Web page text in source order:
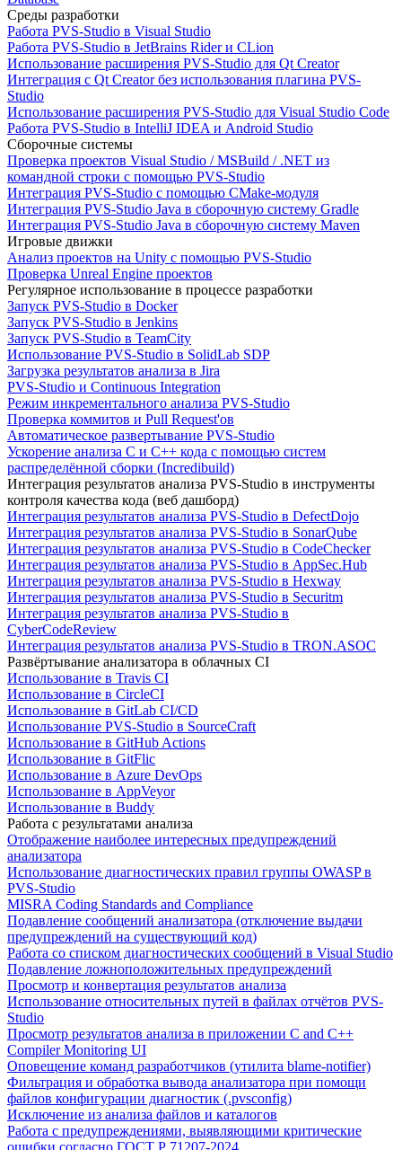
Среды разработки
Работа PVS-Studio в Visual Studio
Работа PVS-Studio в JetBrains Rider и CLion
Использование расширения PVS-Studio для Qt Creator
Интеграция с Qt Creator без использования плагина PVS-
Studio
Использование расширения PVS-Studio для Visual Studio Code
Работа PVS-Studio в IntelliJ IDEA и Android Studio
Сборочные системы
Проверка проектов Visual Studio / MSBuild / .NET из
командной строки с помощью PVS-Studio
Интеграция PVS-Studio с помощью CMake-модуля
Интеграция PVS-Studio Java в сборочную систему Gradle
Интеграция PVS-Studio Java в сборочную систему Maven
Игровые движки
Анализ проектов на Unity с помощью PVS-Studio
Проверка Unreal Engine проектов
Регулярное использование в процессе разработки
Запуск PVS-Studio в Docker
Запуск PVS-Studio в Jenkins
Запуск PVS-Studio в TeamCity
Использование PVS-Studio в SolidLab SDP
Загрузка результатов анализа в Jira
PVS-Studio и Continuous Integration
Режим инкрементального анализа PVS-Studio
Проверка коммитов и Pull Request'ов
Автоматическое развертывание PVS-Studio
Ускорение анализа C и C++ кода с помощью систем
распределённой сборки (Incredibuild)
Интеграция результатов анализа PVS-Studio в инструменты
контроля качества кода (веб дашборд)
Интеграция результатов анализа PVS-Studio в DefectDojo
Интеграция результатов анализа PVS-Studio в SonarQube
Интеграция результатов анализа PVS-Studio в CodeChecker
Интеграция результатов анализа PVS-Studio в AppSec.Hub
Интеграция результатов анализа PVS-Studio в Hexway
Интеграция результатов анализа PVS-Studio в Securitm
Интеграция результатов анализа PVS-Studio в
CyberCodeReview
Интеграция результатов анализа PVS-Studio в TRON.ASOC
Развёртывание анализатора в облачных CI
Использование в Travis CI
Использование в CircleCI
Использование в GitLab CI/CD
Использование PVS-Studio в SourceCraft
Использование в GitHub Actions
Использование в GitFlic
Использование в Azure DevOps
Использование в AppVeyor
Использование в Buddy
Работа с результатами анализа
Отображение наиболее интересных предупреждений
анализатора
Использование диагностических правил группы OWASP в
PVS-Studio
MISRA Coding Standards and Compliance
Подавление сообщений анализатора (отключение выдачи
предупреждений на существующий код)
Работа со списком диагностических сообщений в Visual Studio
Подавление ложноположительных предупреждений
Просмотр и конвертация результатов анализа
Использование относительных путей в файлах отчётов PVS-
Studio
Просмотр результатов анализа в приложении C and C++
Compiler Monitoring UI
Оповещение команд разработчиков (утилита blame-notifier)
Фильтрация и обработка вывода анализатора при помощи
файлов конфигурации диагностик (.pvsconfig)
Исключение из анализа файлов и каталогов
Работа с предупреждениями, выявляющими критические
ошибки согласно ГОСТ Р 71207-2024